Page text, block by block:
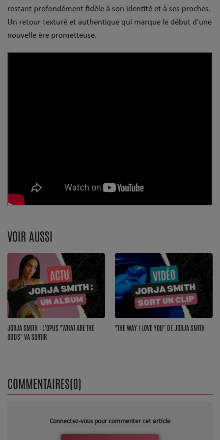
Dossier de Presse
Service Commercial
restant profondément fidèle à son identité et à ses proches.
Un retour texturé et authentique qui marque le début d'une
nouvelle ère prometteuse.
VOIR AUSSI
JORJA SMITH : L'OPUS "WHAT ARE THE
ODDS" VA SORTIR
"THE WAY I LOVE YOU" DE JORJA SMITH
COMMENTAIRES(0)
Connectez-vous pour commenter cet article